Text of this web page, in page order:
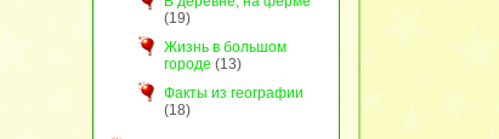
(19)
Жизнь в большом
городе (13)
Факты из географии
(18)